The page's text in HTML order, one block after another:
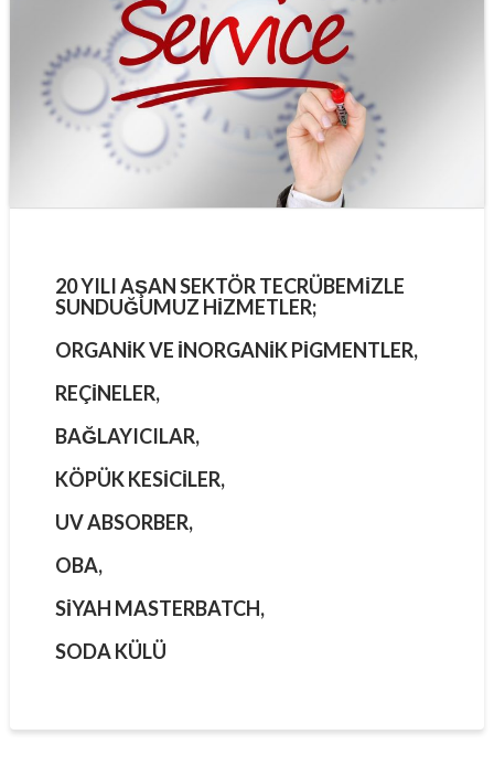
20 YILI AŞAN SEKTÖR TECRÜBEMIZLE
SUNDUĞUMUZ HIZMETLER;
ORGANIK VE İNORGANIK PIGMENTLER,
REÇINELER,
BAĞLAYICILAR,
KÖPÜK KESICILER,
UV ABSORBER,
OBA,
SIYAH MASTERBATCH,
SODA KÜLÜ